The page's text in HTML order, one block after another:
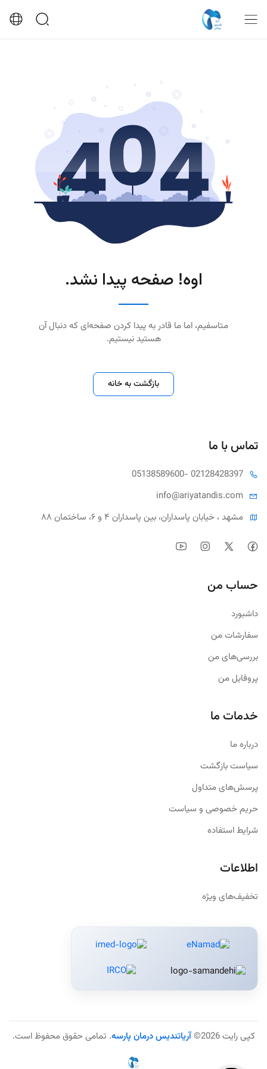
اوه! صفحه پیدا نشد.
متاسفیم، اما ما قادر به پیدا کردن صفحه‌ای که دنبال آن
هستید نیستیم.
بازگشت به خانه
تماس با ما
05138589600- 02128428397
info@ariyatandis.com
مشهد ، خیابان پاسداران، بین پاسداران ۴ و ۶، ساختمان ۸۸
حساب من
داشبورد
سفارشات من
بررسی‌های من
پروفایل من
خدمات ما
درباره ما
سیاست بازگشت
پرسش‌های متداول
حریم خصوصی و سیاست
شرایط استفاده
اطلاعات
تخفیف‌های ویژه
کپی رایت 2026© آریاتندیس درمان پارسه. تمامی حقوق محفوظ است.